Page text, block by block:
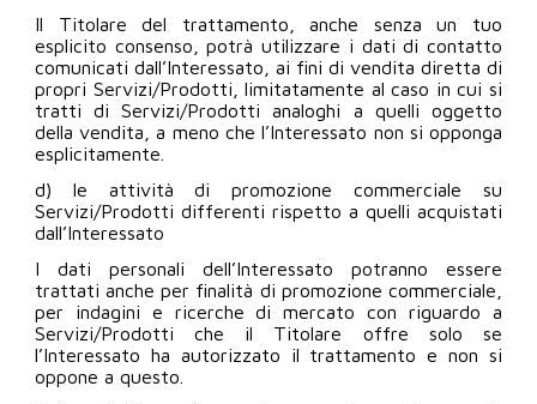
Il Titolare del trattamento, anche senza un tuo
esplicito consenso, potrà utilizzare i dati di contatto
comunicati dall’Interessato, ai fini di vendita diretta di
propri Servizi/Prodotti, limitatamente al caso in cui si
tratti di Servizi/Prodotti analoghi a quelli oggetto
della vendita, a meno che l’Interessato non si opponga
esplicitamente.
d) le attività di promozione commerciale su
Servizi/Prodotti differenti rispetto a quelli acquistati
dall’Interessato
I dati personali dell’Interessato potranno essere
trattati anche per finalità di promozione commerciale,
per indagini e ricerche di mercato con riguardo a
Servizi/Prodotti che il Titolare offre solo se
l’Interessato ha autorizzato il trattamento e non si
oppone a questo.